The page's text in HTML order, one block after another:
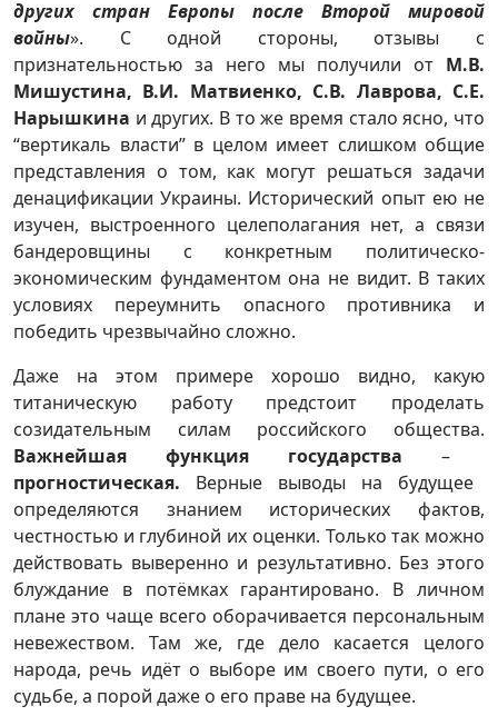
других стран Европы после Второй мировой
войны». С одной стороны, отзывы с
признательностью за него мы получили от М.В.
Мишустина, В.И. Матвиенко, С.В. Лаврова, С.Е.
Нарышкина и других. В то же время стало ясно, что
“вертикаль власти” в целом имеет слишком общие
представления о том, как могут решаться задачи
денацификации Украины. Исторический опыт ею не
изучен, выстроенного целеполагания нет, а связи
бандеровщины с конкретным политическо-
экономическим фундаментом она не видит. В таких
условиях переумнить опасного противника и
победить чрезвычайно сложно.
Даже на этом примере хорошо видно, какую
титаническую работу предстоит проделать
созидательным силам российского общества.
Важнейшая функция государства –
прогностическая. Верные выводы на будущее
определяются знанием исторических фактов,
честностью и глубиной их оценки. Только так можно
действовать выверенно и результативно. Без этого
блуждание в потёмках гарантировано. В личном
плане это чаще всего оборачивается персональным
невежеством. Там же, где дело касается целого
народа, речь идёт о выборе им своего пути, о его
судьбе, а порой даже о его праве на будущее.